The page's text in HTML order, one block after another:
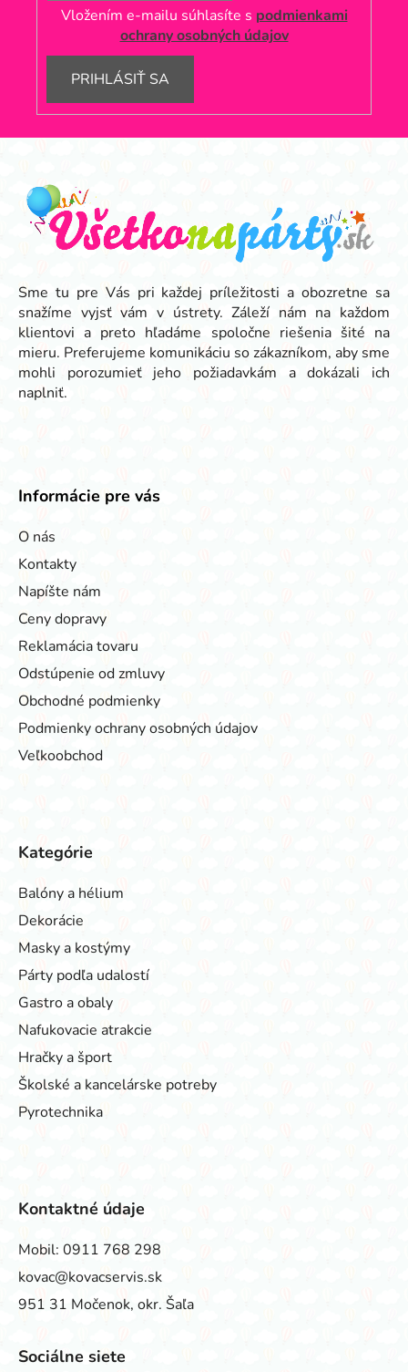
ý
p
Vložením e-mailu súhlasíte s podmienkami
ochrany osobných údajov
PRIHLÁSIŤ SA
Z
Sme tu pre Vás pri každej príležitosti a obozretne sa
snažíme vyjsť vám v ústrety. Záleží nám na každom
klientovi a preto hľadáme spoločne riešenia šité na
mieru. Preferujeme komunikáciu so zákazníkom, aby sme
mohli porozumieť jeho požiadavkám a dokázali ich
naplniť.
Informácie pre vás
O nás
Kontakty
Napíšte nám
Ceny dopravy
Reklamácia tovaru
Odstúpenie od zmluvy
Obchodné podmienky
Podmienky ochrany osobných údajov
Veľkoobchod
Kategórie
Balóny a hélium
Dekorácie
Masky a kostýmy
Párty podľa udalostí
Gastro a obaly
Nafukovacie atrakcie
Hračky a šport
Školské a kancelárske potreby
Pyrotechnika
Kontaktné údaje
Mobil: 0911 768 298
kovac@kovacservis.sk
951 31 Močenok, okr. Šaľa
Sociálne siete